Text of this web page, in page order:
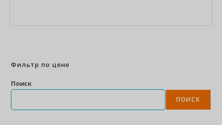
Фильтр по цене
Поиск
ПОИСК